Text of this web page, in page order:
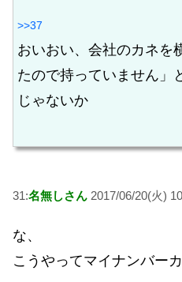
>>37
おいおい、会社のカネを
たので持っていません」
じゃないか
31:名無しさん 2017/06/20(火)
な、
こうやってマイナンバー